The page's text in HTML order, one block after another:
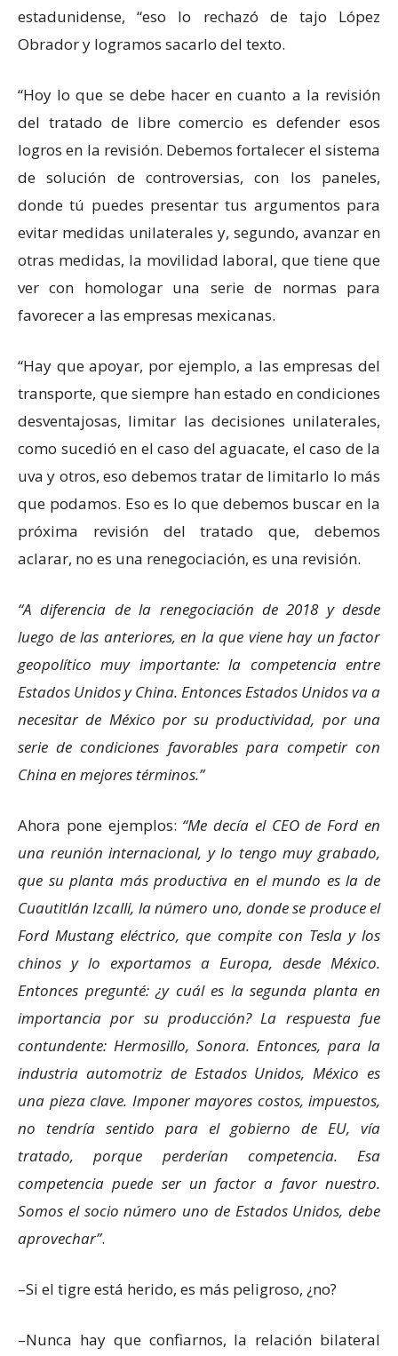
estadunidense, “eso lo rechazó de tajo López
Obrador y logramos sacarlo del texto.
“Hoy lo que se debe hacer en cuanto a la revisión
del tratado de libre comercio es defender esos
logros en la revisión. Debemos fortalecer el sistema
de solución de controversias, con los paneles,
donde tú puedes presentar tus argumentos para
evitar medidas unilaterales y, segundo, avanzar en
otras medidas, la movilidad laboral, que tiene que
ver con homologar una serie de normas para
favorecer a las empresas mexicanas.
“Hay que apoyar, por ejemplo, a las empresas del
transporte, que siempre han estado en condiciones
desventajosas, limitar las decisiones unilaterales,
como sucedió en el caso del aguacate, el caso de la
uva y otros, eso debemos tratar de limitarlo lo más
que podamos. Eso es lo que debemos buscar en la
próxima revisión del tratado que, debemos
aclarar, no es una renegociación, es una revisión.
A diferencia de la renegociación de 2018 y desde
luego de las anteriores, en la que viene hay un factor
geopolítico muy importante: la competencia entre
Estados Unidos y China. Entonces Estados Unidos va a
necesitar de México por su productividad, por una
serie de condiciones favorables para competir con
China en mejores términos.
Ahora pone ejemplos: Me decía el CEO de Ford en
una reunión internacional, y lo tengo muy grabado,
que su planta más productiva en el mundo es la de
Cuautitlán Izcalli, la número uno, donde se produce el
Ford Mustang eléctrico, que compite con Tesla y los
chinos y lo exportamos a Europa, desde México.
Entonces pregunté: ¿y cuál es la segunda planta en
importancia por su producción? La respuesta fue
contundente: Hermosillo, Sonora. Entonces, para la
industria automotriz de Estados Unidos, México es
una pieza clave. Imponer mayores costos, impuestos,
no tendría sentido para el gobierno de EU, vía
tratado, porque perderían competencia. Esa
competencia puede ser un factor a favor nuestro.
Somos el socio número uno de Estados Unidos, debe
aprovechar .
–Si el tigre está herido, es más peligroso, ¿no?
–Nunca hay que confiarnos, la relación bilateral